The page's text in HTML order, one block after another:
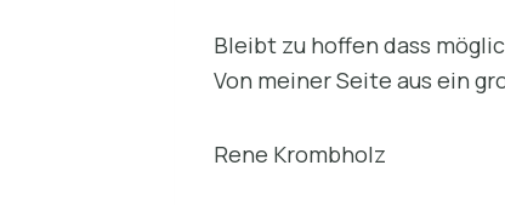
Bleibt zu hoffen dass
Von meiner Seite aus ein
Rene Krombholz